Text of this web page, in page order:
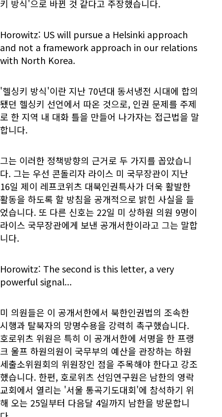
키 방식'으로 바뀐 것 같다고 주장했습니다.
Horowitz: US will pursue a Helsinki approach
and not a framework approach in our relations
with North Korea.
'헬싱키 방식'이란 지난 70년대 동서냉전 시대에 합의
됐던 헬싱키 선언에서 따온 것으로, 인권 문제를 주제
로 한 지역 내 대화 틀을 만들어 나가자는 접근법을 말
합니다.
그는 이러한 정책방향의 근거로 두 가지를 꼽았습니
다. 그는 우선 콘돌리자 라이스 미 국무장관이 지난
16일 제이 레프코위츠 대북인권특사가 더욱 활발한
활동을 하도록 할 방침을 공개적으로 밝힌 사실을 들
었습니다. 또 다른 신호는 22일 미 상하원 의원 9명이
라이스 국무장관에게 보낸 공개서한이라고 그는 말합
니다.
Horowitz: The second is this letter, a very
powerful signal...
미 의원들은 이 공개서한에서 북한인권법의 조속한
시행과 탈북자의 망명수용을 강력히 촉구했습니다.
호로위츠 위원은 특히 이 공개서한에 서명을 한 프랭
크 울프 하원의원이 국무부의 예산을 관장하는 하원
세출소위원회의 위원장인 점을 주목해야 한다고 강조
했습니다. 한편, 호로위츠 선임연구원은 남한의 영락
교회에서 열리는 '서울 통곡기도대회'에 참석하기 위
해 오는 25일부터 다음달 4일까지 남한을 방문합니